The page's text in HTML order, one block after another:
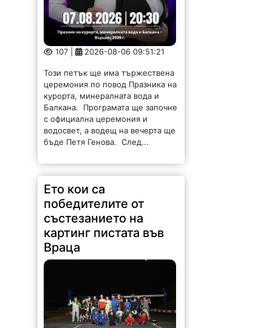
107 | 2026-08-06 09:51:21
Този петък ще има тържествена
церемония по повод Празника на
курорта, минералната вода и
Балкана. Програмата ще започне
с официална церемония и
водосвет, а водещ на вечерта ще
бъде Петя Генова. След...
Ето кои са
победителите от
състезанието на
картинг пистата във
Враца